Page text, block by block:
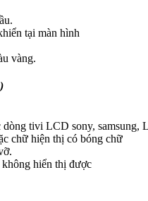
tại màn hình
vàng.
tivi LCD sony, samsung,
chữ hiện thị có bóng chữ
hiển thị được